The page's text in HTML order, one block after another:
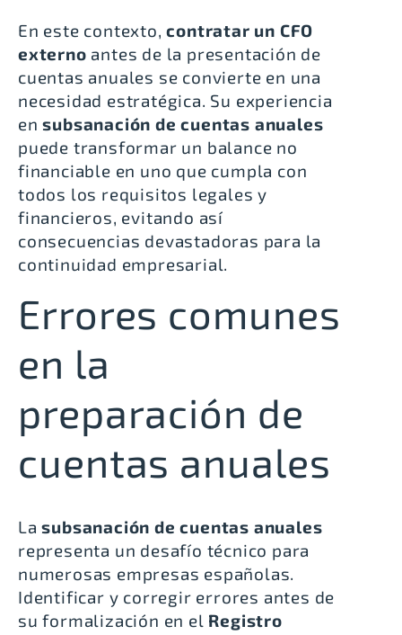
En este contexto,contratar un CFO
externo antes de la presentación de
cuentas anuales se convierte en una
necesidad estratégica. Su experiencia
ensubsanación de cuentas anuales
puede transformar un balance no
financiable en uno que cumpla con
todos los requisitos legales y
financieros, evitando así
consecuencias devastadoras para la
continuidad empresarial.
Errores comunes
en la
preparación de
cuentas anuales
Lasubsanación de cuentas anuales
representa un desafío técnico para
numerosas empresas españolas.
Identificar y corregir errores antes de
su formalización en el Registro